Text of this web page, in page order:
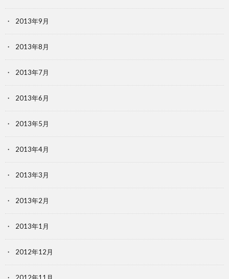
2013年9月
2013年8月
2013年7月
2013年6月
2013年5月
2013年4月
2013年3月
2013年2月
2013年1月
2012年12月